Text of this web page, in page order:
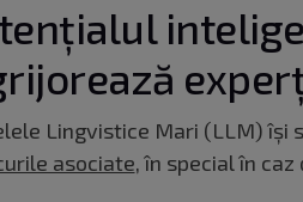
Lingvistice Mari (LLM) îşi
asociate, în special în